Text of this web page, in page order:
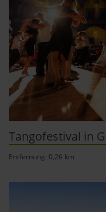
Tangofestival in
Entfernung: 0,26 km